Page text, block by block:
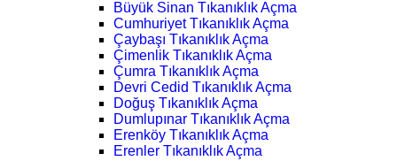
Büyük Sinan Tıkanıklık Açma
Cumhuriyet Tıkanıklık Açma
Çaybaşı Tıkanıklık Açma
Çimenlik Tıkanıklık Açma
Çumra Tıkanıklık Açma
Devri Cedid Tıkanıklık Açma
Doğuş Tıkanıklık Açma
Dumlupınar Tıkanıklık Açma
Erenköy Tıkanıklık Açma
Erenler Tıkanıklık Açma